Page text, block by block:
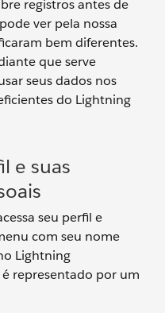
registros antes de
ver pela nossa
bem diferentes.
que serve
seus dados nos
do Lightning
e suas
seu perfil e
com seu nome
Lightning
é representado por um